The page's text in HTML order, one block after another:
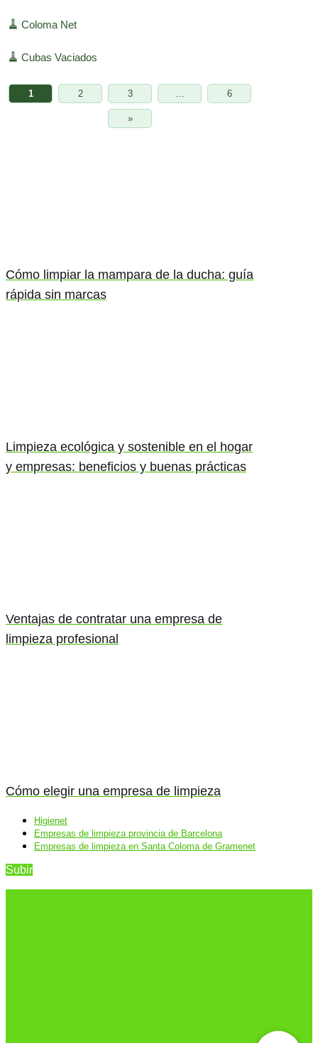
🧹 Coloma Net
🧹 Cubas Vaciados
1 2 3 … 6
»
Cómo limpiar la mampara de la ducha: guía
rápida sin marcas
Limpieza ecológica y sostenible en el hogar
y empresas: beneficios y buenas prácticas
Ventajas de contratar una empresa de
limpieza profesional
Cómo elegir una empresa de limpieza
Higienet
Empresas de limpieza provincia de Barcelona
Empresas de limpieza en Santa Coloma de Gramenet
Subir